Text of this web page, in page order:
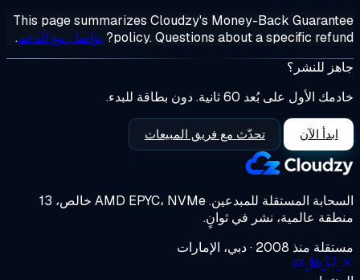
This page summarizes Cloudzy's Money-Back
policy. Questions about a specific
تواصل مع الدعم.
للنشر؟
على بُعد 60 ثانية. دون بطاقة للبدء.
ابدأ الآن تحدّث مع فريق المبيعات
المستقلة للمبدعين.
AMD EPYC، NVMe خالص، 13
عالمية، نشر في ثوانٍ.
2008 · دبي، الإمارات